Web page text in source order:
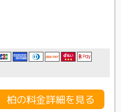
の料金詳細を見る